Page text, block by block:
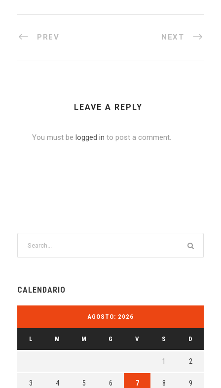
PREV NEXT
LEAVE A REPLY
You must be logged in to post a comment.
CALENDARIO
AGOSTO: 2026
L M M G V S D
1 2
3 4 5 6 7 8 9